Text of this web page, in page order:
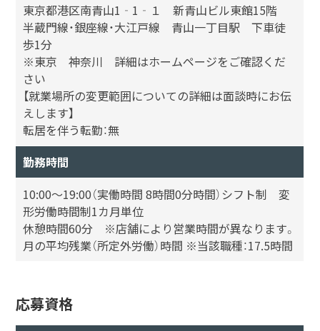
東京都港区南青山1‐1‐１ 新青山ビル東館15階
半蔵門線・銀座線・大江戸線 青山一丁目駅 下車徒
歩1分
※東京 神奈川 詳細はホームページをご確認くだ
さい
【就業場所の変更範囲についての詳細は面談時にお伝
えします】
転居を伴う転勤：無
勤務時間
10:00～19:00（実働時間 8時間0分時間）シフト制 変
形労働時間制1カ月単位
休憩時間60分 ※店舗により営業時間が異なります。
月の平均残業（所定外労働）時間 ※当該職種：17.5時間
応募資格